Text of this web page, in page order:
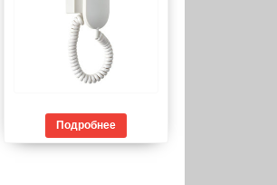
Подробнее